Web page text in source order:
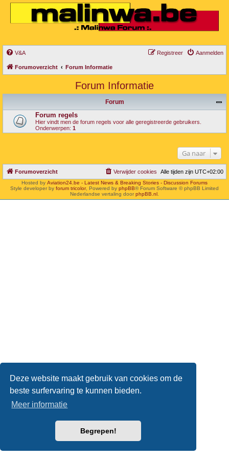
Deze website maakt gebruik van cookies om de
beste surfervaring te kunnen bieden.
Meer informatie
Begrepen!
V&A Aanmelden
Registreer
Forumoverzicht Forum Informatie
Forum Informatie
Forum
Forum regels
Hier vindt men de forum regels voor alle geregistreerde gebruikers.
Onderwerpen: 1
Ga naar
Forumoverzicht Alle tijden zijn UTC+02:00
Verwijder cookies
Hosted by Aviation24.be - Latest News & Breaking Stories - Discussion Forums
Style developer by forum tricolor, Powered by phpBB® Forum Software © phpBB Limited
Nederlandse vertaling doorphpBB.nl